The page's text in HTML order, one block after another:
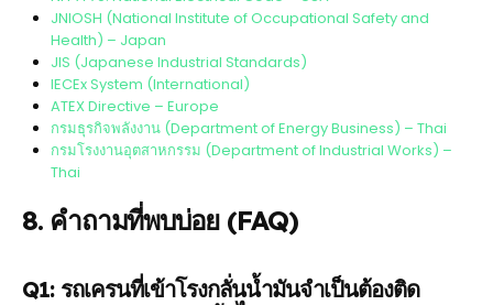
JNIOSH (National Institute of Occupational Safety and
Health) – Japan
JIS (Japanese Industrial Standards)
IECEx System (International)
ATEX Directive – Europe
กรมธุรกิจพลังงาน (Department of Energy Business) – Thai
กรมโรงงานอุตสาหกรรม (Department of Industrial Works) –
Thai
8. คำถามที่พบบ่อย (FAQ)
Q1: รถเครนที่เข้าโรงกลั่นน้ำมันจำเป็นต้องติด